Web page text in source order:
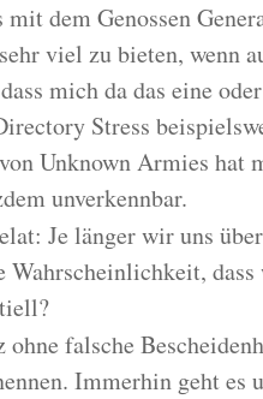
dem Genossen
viel zu bieten, wenn
mich da das eine
Stress
Unknown Armies hat
unverkennbar.
Je länger wir uns über
ohne falsche
Immerhin geht es